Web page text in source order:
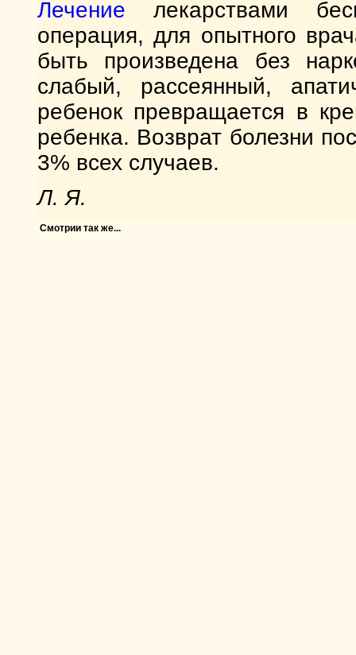
Лечение лекарствами
операция, для опытного
быть произведена без
слабый, рассеянный,
ребенок превращается в
ребенка. Возврат болезни
3% всех случаев.
Л. Я.
Смотрии так же...